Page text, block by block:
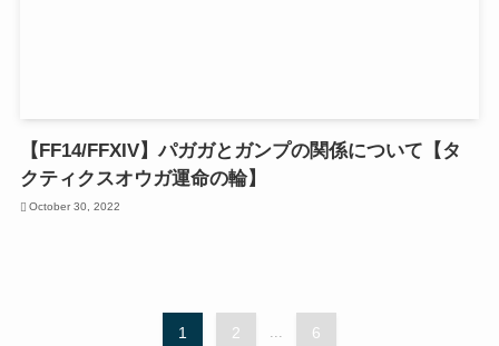
【FF14/FFXIV】パガガとガンプの関係について【タ
クティクスオウガ運命の輪】
October 30, 2022
1 2 ... 6